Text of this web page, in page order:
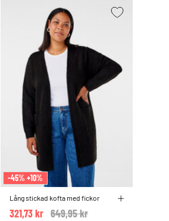
-45% +10%
Lång stickad kofta med fickor
Price reduced from
649,95 kr
321,73 kr